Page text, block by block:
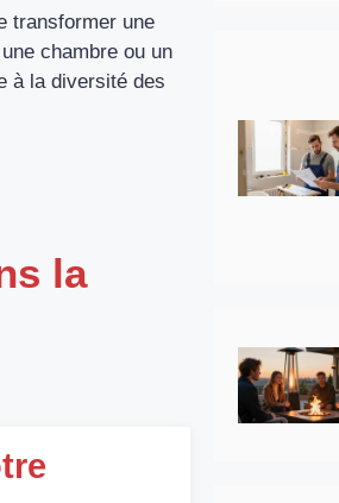
transformer une
chambre ou un
à la diversité des
la